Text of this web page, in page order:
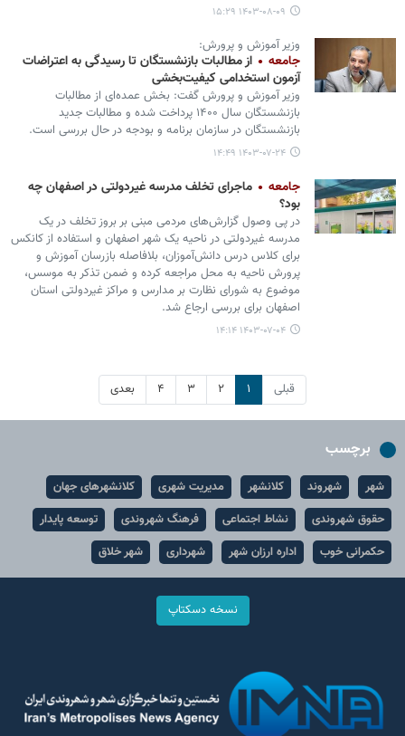
۱۴۰۳-۰۸-۰۹ ۱۵:۲۹
وزیر آموزش و پرورش:
جامعه
از مطالبات بازنشستگان تا رسیدگی به اعتراضات
آزمون استخدامی کیفیت‌بخشی
وزیر آموزش و پرورش گفت: بخش عمده‌ای از مطالبات
بازنشستگان سال ۱۴۰۰ پرداخت شده و مطالبات جدید
بازنشستگان در سازمان برنامه و بودجه در حال بررسی است.
۱۴۰۳-۰۷-۲۴ ۱۴:۴۹
جامعه
ماجرای تخلف مدرسه غیردولتی در اصفهان چه
بود؟
در پی وصول گزارش‌های مردمی مبنی بر بروز تخلف در یک
مدرسه غیردولتی در ناحیه یک شهر اصفهان و استفاده از کانکس
برای کلاس درس دانش‌آموزان، بلافاصله بازرسان آموزش و
پرورش ناحیه به محل مراجعه کرده و ضمن تذکر به موسس،
موضوع به شورای نظارت بر مدارس و مراکز غیردولتی استان
اصفهان برای بررسی ارجاع شد.
۱۴۰۳-۰۷-۰۴ ۱۴:۱۴
قبلی ۱ ۲ ۳ ۴ بعدی
برچسب
شهر شهروند کلانشهر مدیریت شهری
کلانشهرهای جهان
حقوق شهروندی
نشاط اجتماعی فرهنگ شهروندی
توسعه پایدار
حکمرانی خوب
اداره ارزان شهر شهرداری شهر خلاق
نسخه دسکتاپ